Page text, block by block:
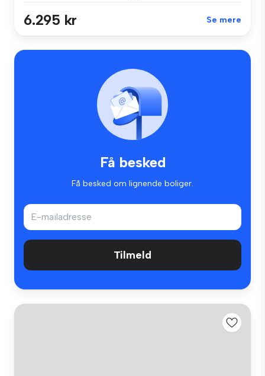
6.295 kr Se mere
Få besked
Få besked om lignende boliger.
Tilmeld